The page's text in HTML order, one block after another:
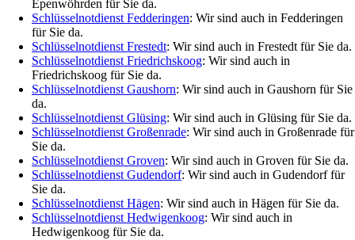
Epenwöhrden für Sie da.
Schlüsselnotdienst Fedderingen: Wir sind auch in Fedderingen
für Sie da.
Schlüsselnotdienst Frestedt: Wir sind auch in Frestedt für Sie da.
Schlüsselnotdienst Friedrichskoog: Wir sind auch in
Friedrichskoog für Sie da.
Schlüsselnotdienst Gaushorn: Wir sind auch in Gaushorn für Sie
da.
Schlüsselnotdienst Glüsing: Wir sind auch in Glüsing für Sie da.
Schlüsselnotdienst Großenrade: Wir sind auch in Großenrade für
Sie da.
Schlüsselnotdienst Groven: Wir sind auch in Groven für Sie da.
Schlüsselnotdienst Gudendorf: Wir sind auch in Gudendorf für
Sie da.
Schlüsselnotdienst Hägen: Wir sind auch in Hägen für Sie da.
Schlüsselnotdienst Hedwigenkoog: Wir sind auch in
Hedwigenkoog für Sie da.